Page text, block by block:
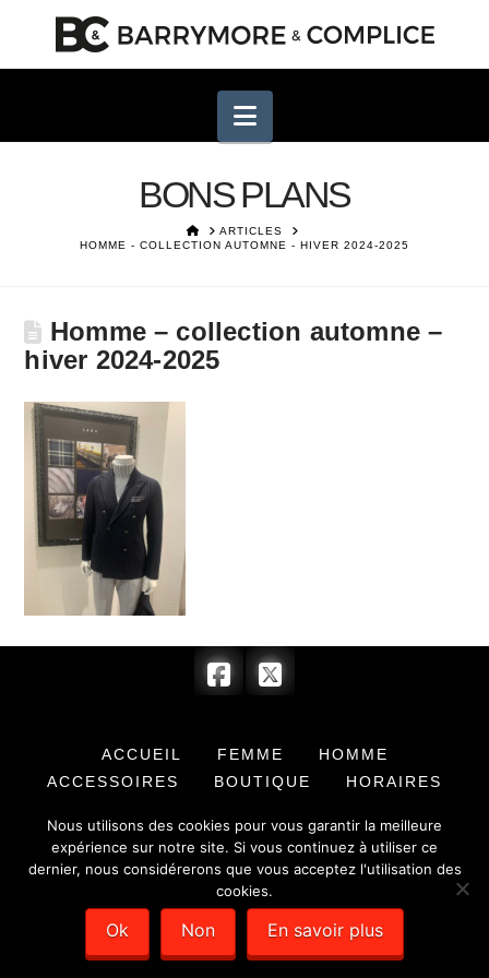
Navigation
BONS PLANS
HOMEARTICLES
HOMME - COLLECTION AUTOMNE - HIVER 2024-2025
Homme – collection automne –
hiver 2024-2025
ACCUEIL FEMME
HOMME
ACCESSOIRES
BOUTIQUE
HORAIRES
© 2017 BARRYMORE & COMPLICE - SARL au capital de 7 622,00 € -
SIRET : 351 779 384 00012 - Mentions légales- Création de sites
Déclic Communication
Nous utilisons des cookies pour vous garantir la meilleure
expérience sur notre site. Si vous continuez à utiliser ce
dernier, nous considérerons que vous acceptez l'utilisation des
cookies.
Ok Non En savoir plus